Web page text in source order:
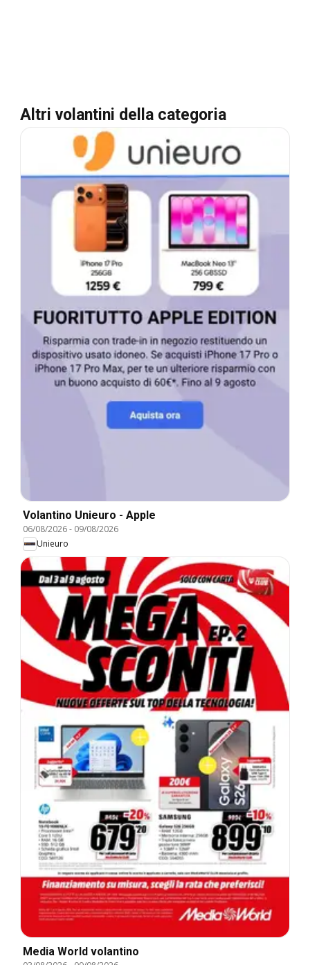
Altri volantini della categoria
Volantino Unieuro - Apple
06/08/2026- 09/08/2026
Unieuro
Media World volantino